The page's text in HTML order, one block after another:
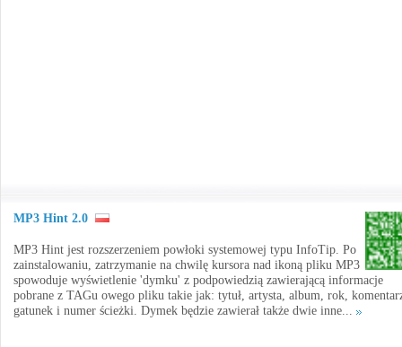
MP3 Hint 2.0
MP3 Hint jest rozszerzeniem powłoki systemowej typu InfoTip. Po
zainstalowaniu, zatrzymanie na chwilę kursora nad ikoną pliku MP3
spowoduje wyświetlenie 'dymku' z podpowiedzią zawierającą informacje
pobrane z TAGu owego pliku takie jak: tytuł, artysta, album, rok,
gatunek i numer ścieżki. Dymek będzie zawierał także dwie inne...